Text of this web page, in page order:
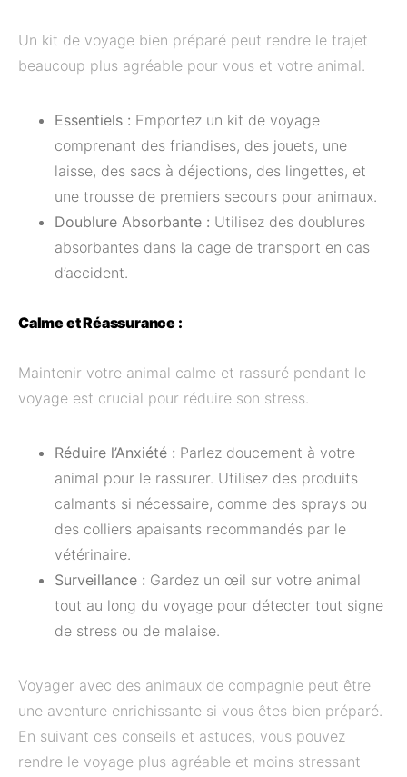
Un kit de voyage bien préparé peut rendre le trajet
beaucoup plus agréable pour vous et votre animal.
Essentiels : Emportez un kit de voyage
comprenant des friandises, des jouets, une
laisse, des sacs à déjections, des lingettes, et
une trousse de premiers secours pour animaux.
Doublure Absorbante : Utilisez des doublures
absorbantes dans la cage de transport en cas
d’accident.
Calme et Réassurance :
Maintenir votre animal calme et rassuré pendant le
voyage est crucial pour réduire son stress.
Réduire l’Anxiété : Parlez doucement à votre
animal pour le rassurer. Utilisez des produits
calmants si nécessaire, comme des sprays ou
des colliers apaisants recommandés par le
vétérinaire.
Surveillance : Gardez un œil sur votre animal
tout au long du voyage pour détecter tout signe
de stress ou de malaise.
Voyager avec des animaux de compagnie peut être
une aventure enrichissante si vous êtes bien préparé.
En suivant ces conseils et astuces, vous pouvez
rendre le voyage plus agréable et moins stressant